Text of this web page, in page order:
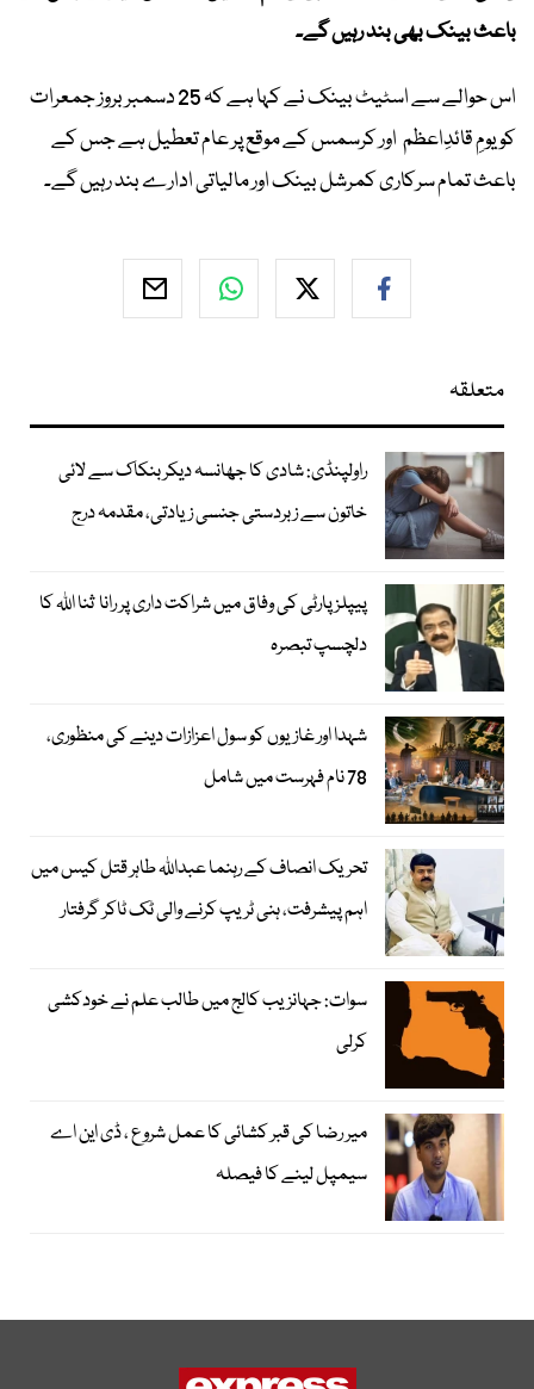
باعث بینک بھی بند رہیں گے۔
اس حوالے سے اسٹیٹ بینک نے کہا ہے کہ 25 دسمبر بروز جمعرات
کو یومِ قائدِاعظم اور کرسمس کے موقع پر عام تعطیل ہے جس کے
باعث تمام سرکاری کمرشل بینک اور مالیاتی ادارے بند رہیں گے۔
متعلقہ
راولپنڈی: شادی کا جھانسہ دیکر بنکاک سے لائی
خاتون سے زبردستی جنسی زیادتی، مقدمہ درج
پیپلز پارٹی کی وفاق میں شراکت داری پر رانا ثنا اللہ کا
دلچسپ تبصرہ
شہدا اور غازیوں کو سول اعزازات دینے کی منظوری،
78 نام فہرست میں شامل
تحریک انصاف کے رہنما عبداللہ طاہر قتل کیس میں
اہم پیشرفت، ہنی ٹریپ کرنے والی ٹک ٹاکر گرفتار
سوات: جہانزیب کالج میں طالب علم نے خودکشی
کرلی
میر رضا کی قبر کشائی کا عمل شروع ، ڈی این اے
سیمپل لینے کا فیصلہ